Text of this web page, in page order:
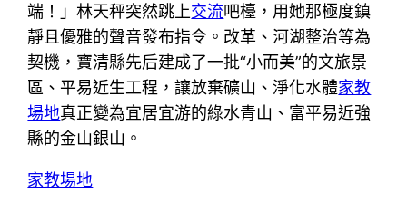
端！」林天秤突然跳上交流吧檯，用她那極度鎮
靜且優雅的聲音發布指令。改革、河湖整治等為
契機，寶清縣先后建成了一批“小而美”的文旅景
區、平易近生工程，讓放棄礦山、淨化水體家教
場地真正變為宜居宜游的綠水青山、富平易近強
縣的金山銀山。
家教場地